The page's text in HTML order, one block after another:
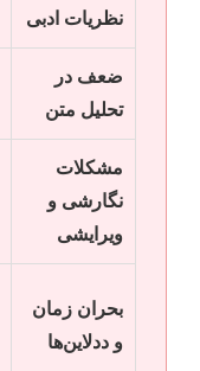
نظریات ادبی
ضعف در
تحلیل متن
مشکلات
نگارشی و
ویرایشی
بحران زمان
و ددلاین‌ها